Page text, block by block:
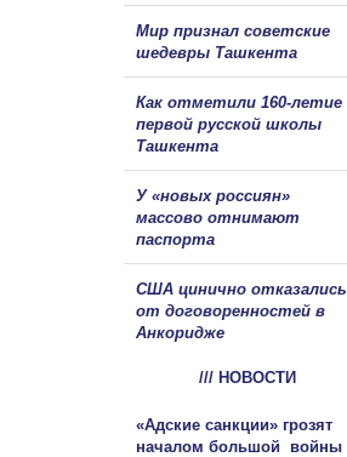
Мир признал советские
шедевры Ташкента
Как отметили 160-летие
первой русской школы
Ташкента
У «новых россиян»
массово отнимают
паспорта
США цинично отказались
от договоренностей в
Анкоридже
/// НОВОСТИ
«Адские санкции» грозят
началом большой войны